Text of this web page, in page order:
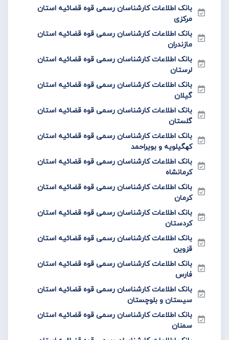
بانک اطلاعات کارشناسان رسمی قوه قضائیه استان
مرکزی
بانک اطلاعات کارشناسان رسمی قوه قضائیه استان
مازندران
بانک اطلاعات کارشناسان رسمی قوه قضائیه استان
لرستان
بانک اطلاعات کارشناسان رسمی قوه قضائیه استان
گیلان
بانک اطلاعات کارشناسان رسمی قوه قضائیه استان
گلستان
بانک اطلاعات کارشناسان رسمی قوه قضائیه استان
کهگیلویه و بویراحمد
بانک اطلاعات کارشناسان رسمی قوه قضائیه استان
کرمانشاه
بانک اطلاعات کارشناسان رسمی قوه قضائیه استان
کرمان
بانک اطلاعات کارشناسان رسمی قوه قضائیه استان
کردستان
بانک اطلاعات کارشناسان رسمی قوه قضائیه استان
قزوین
بانک اطلاعات کارشناسان رسمی قوه قضائیه استان
فارس
بانک اطلاعات کارشناسان رسمی قوه قضائیه استان
سیستان و بلوچستان
بانک اطلاعات کارشناسان رسمی قوه قضائیه استان
سمنان